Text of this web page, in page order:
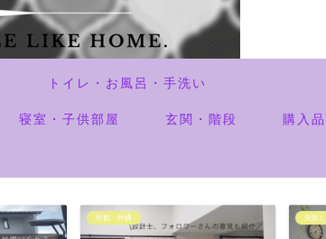
トイレ・お風呂・手洗い
寝室・子供部屋 玄関・階段 購入品
失敗した事 未分類